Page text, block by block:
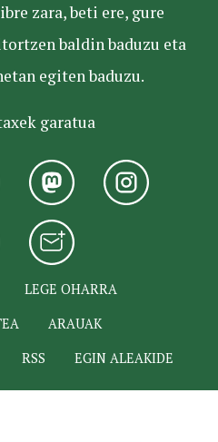
zara, beti ere, gure
baldin baduzu eta
egiten baduzu.
garatua
LEGE OHARRA
ARAUAK
RSS EGIN ALEAKIDE